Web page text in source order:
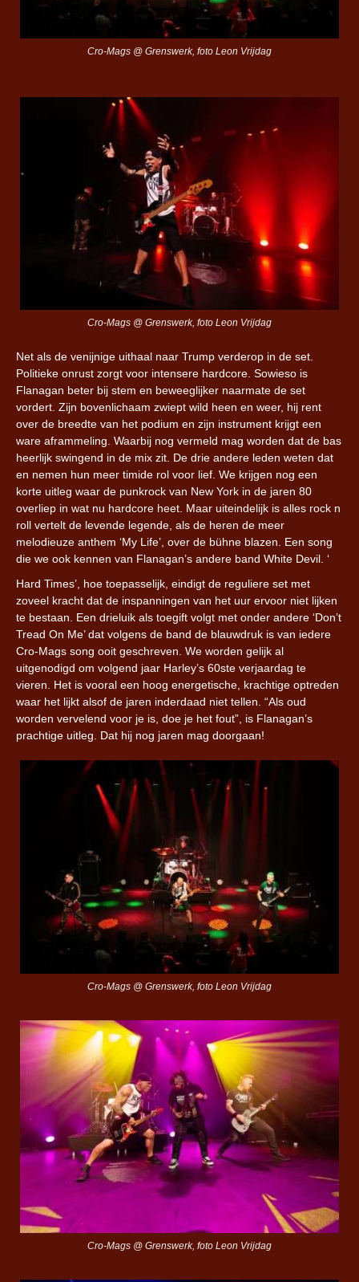
Cro-Mags @ Grenswerk, foto Leon Vrijdag
Cro-Mags @ Grenswerk, foto Leon Vrijdag
Net als de venijnige uithaal naar Trump verderop in de set.
Politieke onrust zorgt voor intensere hardcore. Sowieso is
Flanagan beter bij stem en beweeglijker naarmate de set
vordert. Zijn bovenlichaam zwiept wild heen en weer, hij rent
over de breedte van het podium en zijn instrument krijgt een
ware aframmeling. Waarbij nog vermeld mag worden dat de bas
heerlijk swingend in de mix zit. De drie andere leden weten dat
en nemen hun meer timide rol voor lief. We krijgen nog een
korte uitleg waar de punkrock van New York in de jaren 80
overliep in wat nu hardcore heet. Maar uiteindelijk is alles rock n
roll vertelt de levende legende, als de heren de meer
melodieuze anthem ‘My Life’, over de bühne blazen. Een song
die we ook kennen van Flanagan’s andere band White Devil. ‘
Hard Times’, hoe toepasselijk, eindigt de reguliere set met
zoveel kracht dat de inspanningen van het uur ervoor niet lijken
te bestaan. Een drieluik als toegift volgt met onder andere ‘Don’t
Tread On Me’ dat volgens de band de blauwdruk is van iedere
Cro-Mags song ooit geschreven. We worden gelijk al
uitgenodigd om volgend jaar Harley’s 60ste verjaardag te
vieren. Het is vooral een hoog energetische, krachtige optreden
waar het lijkt alsof de jaren inderdaad niet tellen. “Als oud
worden vervelend voor je is, doe je het fout”, is Flanagan’s
prachtige uitleg. Dat hij nog jaren mag doorgaan!
Cro-Mags @ Grenswerk, foto Leon Vrijdag
Cro-Mags @ Grenswerk, foto Leon Vrijdag